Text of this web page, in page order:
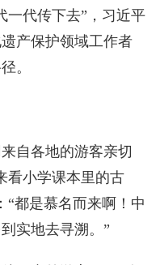
一代传下去”，习近平
产保护领域工作者
。
自各地的游客亲切
看小学课本里的古
“都是慕名而来啊！中
实地去寻溯。”